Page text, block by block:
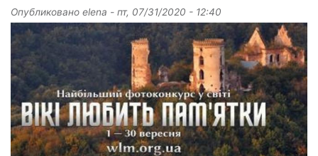
Опубликовано elena - пт, 07/31/2020 - 12:40